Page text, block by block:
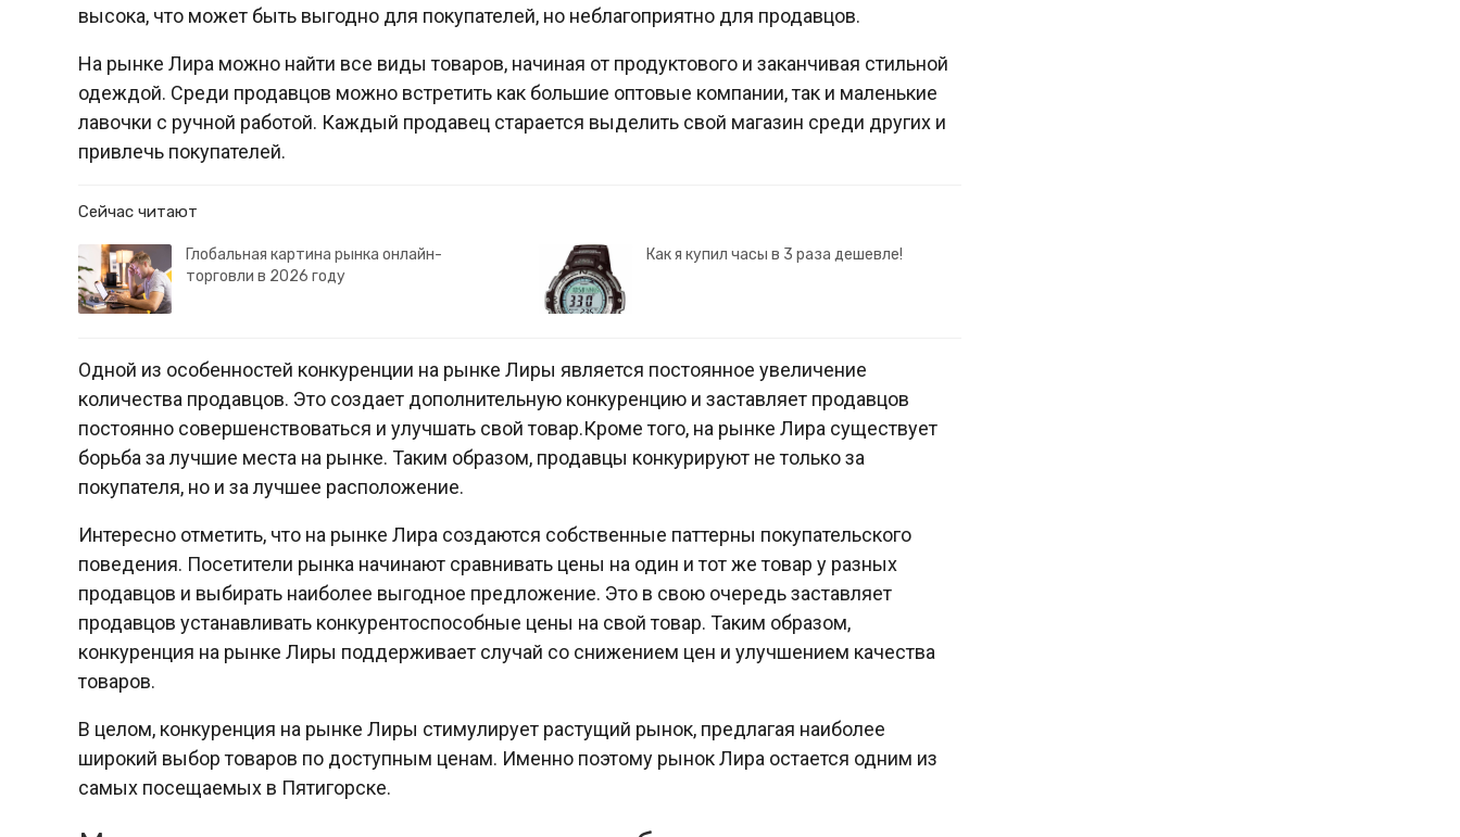
высока, что может быть выгодно для покупателей, но неблагоприятно для продавцов.
На рынке Лира можно найти все виды товаров, начиная от продуктового и заканчивая стильной
одеждой. Среди продавцов можно встретить как большие оптовые компании, так и маленькие
лавочки с ручной работой. Каждый продавец старается выделить свой магазин среди других и
привлечь покупателей.
Сейчас читают
Глобальная картина рынка онлайн-
торговли в 2026 году
Как я купил часы в 3 раза дешевле!
Одной из особенностей конкуренции на рынке Лиры является постоянное увеличение
количества продавцов. Это создает дополнительную конкуренцию и заставляет продавцов
постоянно совершенствоваться и улучшать свой товар.Кроме того, на рынке Лира существует
борьба за лучшие места на рынке. Таким образом, продавцы конкурируют не только за
покупателя, но и за лучшее расположение.
Интересно отметить, что на рынке Лира создаются собственные паттерны покупательского
поведения. Посетители рынка начинают сравнивать цены на один и тот же товар у разных
продавцов и выбирать наиболее выгодное предложение. Это в свою очередь заставляет
продавцов устанавливать конкурентоспособные цены на свой товар. Таким образом,
конкуренция на рынке Лиры поддерживает случай со снижением цен и улучшением качества
товаров.
В целом, конкуренция на рынке Лиры стимулирует растущий рынок, предлагая наиболее
широкий выбор товаров по доступным ценам. Именно поэтому рынок Лира остается одним из
самых посещаемых в Пятигорске.